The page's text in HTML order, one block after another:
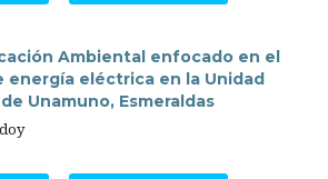
Ambiental enfocado en el
energía eléctrica en la Unidad
Unamuno, Esmeraldas